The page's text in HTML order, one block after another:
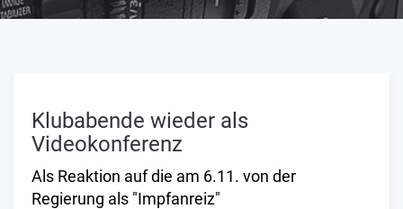
Klubabende wieder als
Videokonferenz
Als Reaktion auf die am 6.11. von der
Regierung als "Impfanreiz"